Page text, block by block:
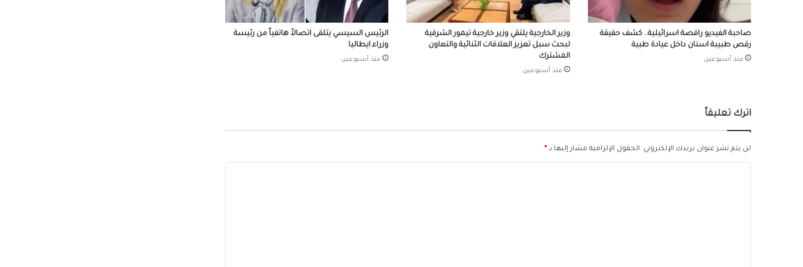
إقبال كبير من المصريين بالخارج على مبادرة “مزرعتك
في مصر”
في اتصال هاتفي.. ماكرون يستفسر عن تطورات
صاحبة الفيديو راقصة اسرائيلية.. كشف حقيقة
رقص طبيبة اسنان داخل عيادة طبية
منذ أسبوعين
وزير الخارجية يلتقي وزير خارجية تيمور الشرقية
لبحث سبل تعزيز العلاقات الثنائية والتعاون
المشترك
منذ أسبوعين
الرئيس السيسي يتلقى اتصالاً هاتفياً من رئيسة
وزراء ايطاليا
منذ أسبوعين
اترك تعليقاً
لن يتم نشر عنوان بريدك الإلكتروني. الحقول الإلزامية مشار إليها بـ *